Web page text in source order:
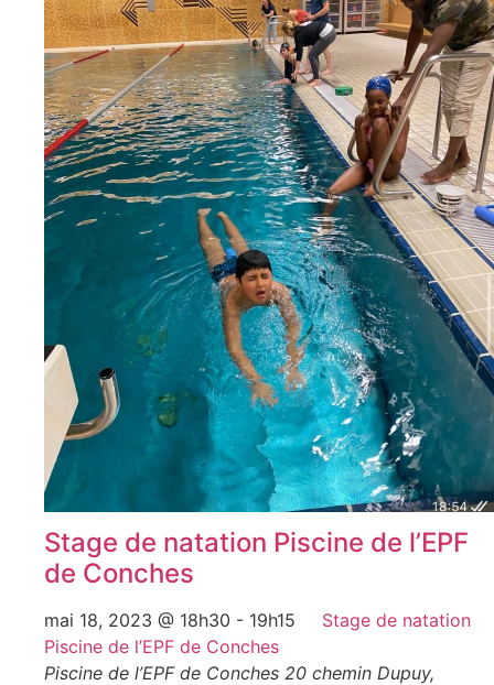
Stage de natation Piscine de l’EPF
de Conches
mai 18, 2023 @ 18h30 - 19h15
Stage de natation
Piscine de l’EPF de Conches
Piscine de l’EPF de Conches 20 chemin Dupuy,